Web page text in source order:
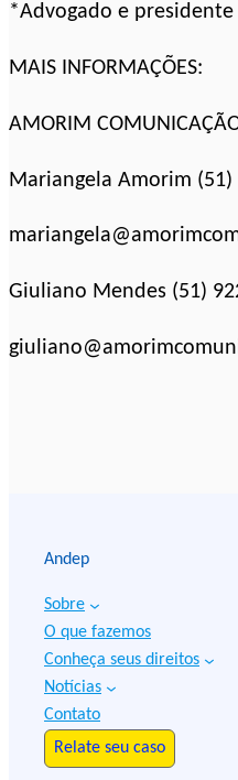
*Advogado e presidente
MAIS INFORMAÇÕES:
AMORIM
Mariangela Amorim (51)
Giuliano Mendes (51)
Andep
Sobre
O que fazemos
Conheça seus direitos
Notícias
Contato
Relate seu caso